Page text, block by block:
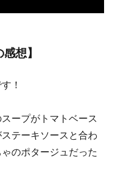
想】
！
ープがトマトベース
テーキソースと合わ
のポタージュだった